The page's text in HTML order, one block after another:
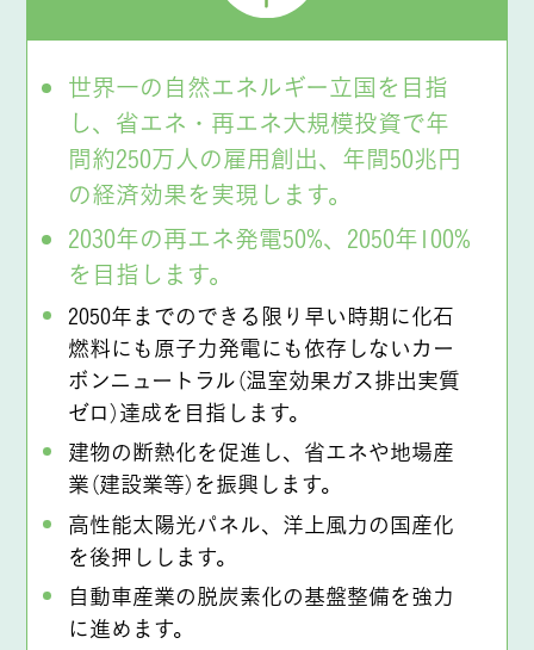
世界一の自然エネルギー立国を目指
し、省エネ・再エネ大規模投資で年
間約250万人の雇用創出、年間50兆円
の経済効果を実現します。
2030年の再エネ発電50%、2050年100%
を目指します。
2050年までのできる限り早い時期に化石
燃料にも原子力発電にも依存しないカー
ボンニュートラル（温室効果ガス排出実質
ゼロ）達成を目指します。
建物の断熱化を促進し、省エネや地場産
業（建設業等）を振興します。
高性能太陽光パネル、洋上風力の国産化
を後押しします。
自動車産業の脱炭素化の基盤整備を強力
に進めます。